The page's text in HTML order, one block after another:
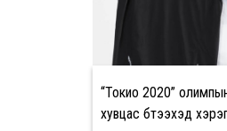
“Токио 2020”
хувцас бүтээхэд